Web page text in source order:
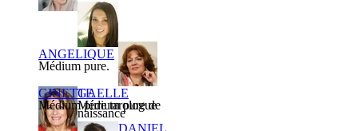
ANGELIQUE
Médium pure.
GINETTE
Médium pure tarologue
GAELLE
Médium pure de
naissance
DANIEL